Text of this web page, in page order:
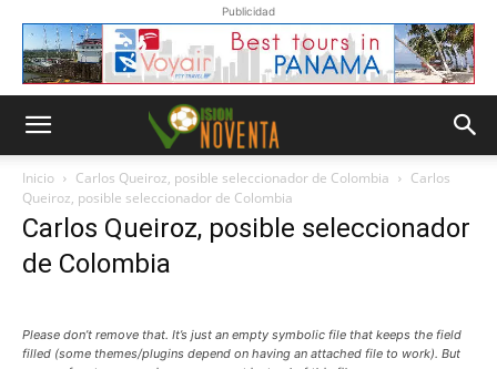
Publicidad
Inicio Carlos Queiroz, posible seleccionador de Colombia
Carlos
Queiroz, posible seleccionador de Colombia
Carlos Queiroz, posible seleccionador
de Colombia
Please don’t remove that. It’s just an empty symbolic file that keeps the field
filled (some themes/plugins depend on having an attached file to work). But